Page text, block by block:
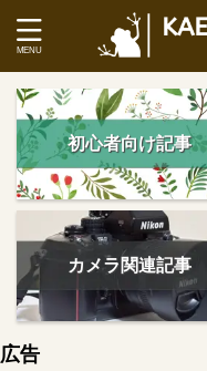
初心者向け記事
カメラ関連記事
広告